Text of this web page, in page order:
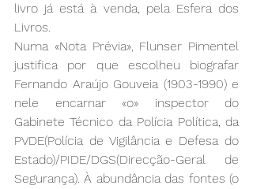
livro já está à venda, pela Esfera dos
Livros.
Numa «Nota Prévia», Flunser Pimentel
justifica por que escolheu biografar
Fernando Araújo Gouveia (1903-1990) e
nele encarnar «o» inspector do
Gabinete Técnico da Polícia Política, da
PVDE(Polícia de Vigilância e Defesa do
Estado)/PIDE/DGS(Direcção-Geral de
Segurança). À abundância das fontes (o